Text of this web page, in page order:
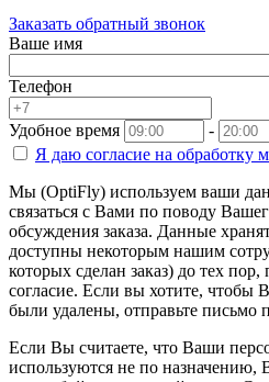
Заказать обратный звонок
Ваше имя
Телефон
Удобное время
-
Я даю согласие на обработку
Мы (OptiFly) используем ваши
связаться с Вами по поводу
обсуждения заказа. Данные
доступны некоторым нашим
которых сделан заказ) до тех пор,
согласие. Если вы хотите, чтобы
были удалены, отправьте письмо
Если Вы считаете, что Ваши
используются не по назначению,